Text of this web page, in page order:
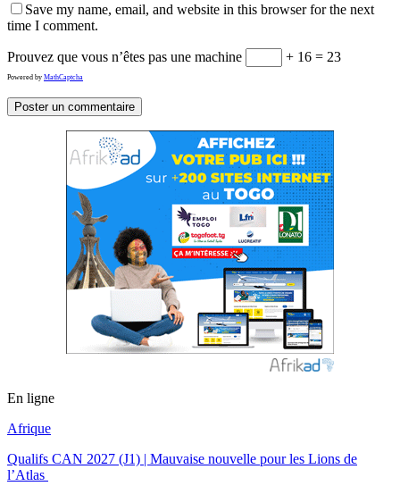
Save my name, email, and website in this browser for the next
time I comment.
Prouvez que vous n’êtes pas une machine + 16 = 23
Powered by MathCaptcha
En ligne
Afrique
Qualifs CAN 2027 (J1) | Mauvaise nouvelle pour les Lions de
l’Atlas